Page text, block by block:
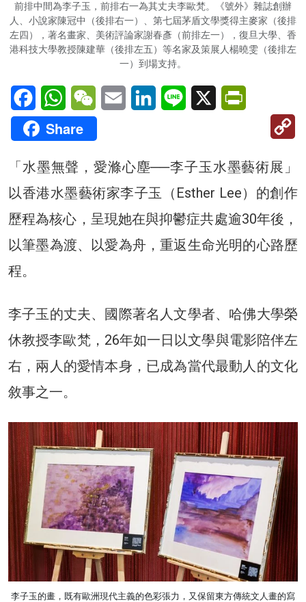
前排中間為李子玉，前排右一為其丈夫李歐梵。《號外》雜誌創辦
人、小說家陳冠中（後排右一）、第七屆茅盾文學獎得主麥家（後排
左四），著名畫家、美術評論家謝春彥（前排左一），復旦大學、香
港科技大學教授陳建華（後排左五）等名家及策展人楊曉雯（後排左
一）到場支持。
FacebookWhatsAppWeChatEmail LinkedInLine X
Share
「水墨無聲，愛滌心塵──李子玉水墨藝術展」
以香港水墨藝術家李子玉（Esther Lee）的創作
歷程為核心，呈現她在與抑鬱症共處逾30年後，
以筆墨為渡、以愛為舟，重返生命光明的心路歷
程。
李子玉的丈夫、國際著名人文學者、哈佛大學榮
休教授李歐梵，26年如一日以文學與電影陪伴左
右，兩人的愛情本身，已成為當代最動人的文化
敘事之一。
李子玉的畫，既有歐洲現代主義的色彩張力，又保留東方傳統文人畫的寫